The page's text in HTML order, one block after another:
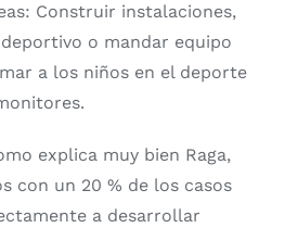
Construir instalaciones,
o mandar equipo
a los niños en el deporte
explica muy bien Raga,
con un 20 % de los casos
a desarrollar